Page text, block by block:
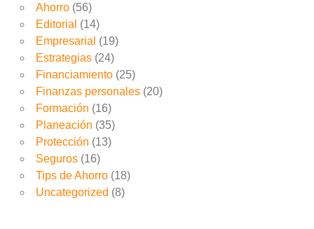
Ahorro(56)
Editorial (14)
Empresarial (19)
Estrategias(24)
Financiamiento(25)
Finanzas personales(20)
Formación (16)
Planeación (35)
Protección (13)
Seguros(16)
Tips de Ahorro(18)
Uncategorized (8)